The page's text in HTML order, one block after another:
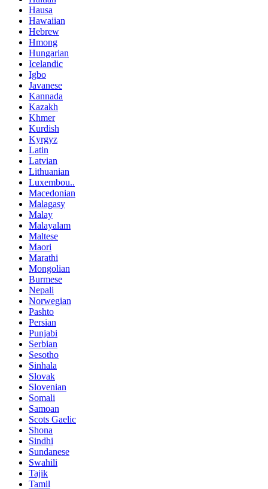
Hausa
Hawaiian
Hebrew
Hmong
Hungarian
Icelandic
Igbo
Javanese
Kannada
Kazakh
Khmer
Kurdish
Kyrgyz
Latin
Latvian
Lithuanian
Luxembou..
Macedonian
Malagasy
Malay
Malayalam
Maltese
Maori
Marathi
Mongolian
Burmese
Nepali
Norwegian
Pashto
Persian
Punjabi
Serbian
Sesotho
Sinhala
Slovak
Slovenian
Somali
Samoan
Scots Gaelic
Shona
Sindhi
Sundanese
Swahili
Tajik
Tamil